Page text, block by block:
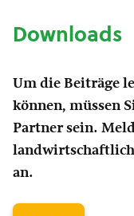
Downloads
Um die Beiträge
können, müssen
Partner sein.
an.